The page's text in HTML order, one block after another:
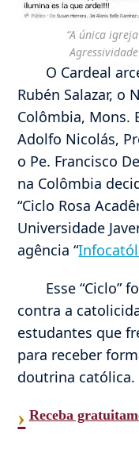
“A única
O Cardeal
Rubén Salazar, o
Colômbia, Mons.
Adolfo Nicolás,
o Pe. Francisco
na Colômbia
“Ciclo Rosa
Universidade
agência “
Esse “Ciclo”
contra a
estudantes que
para receber
doutrina católica.
› Receba